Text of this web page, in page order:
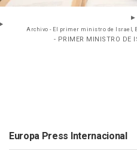
Archivo - El primer ministro de Israel,
- PRIMER MINISTRO DE
Europa Press Internacional